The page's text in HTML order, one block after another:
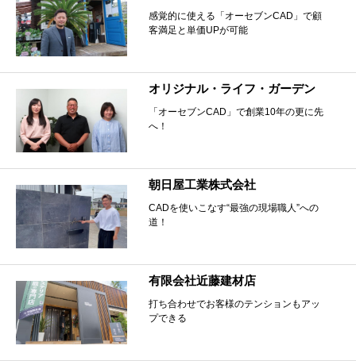
感覚的に使える「オーセブンCAD」で顧
客満足と単価UPが可能
オリジナル・ライフ・ガーデン
「オーセブンCAD」で創業10年の更に先
へ！
朝日屋工業株式会社
CADを使いこなす“最強の現場職人”への
道！
有限会社近藤建材店
打ち合わせでお客様のテンションもアッ
プできる